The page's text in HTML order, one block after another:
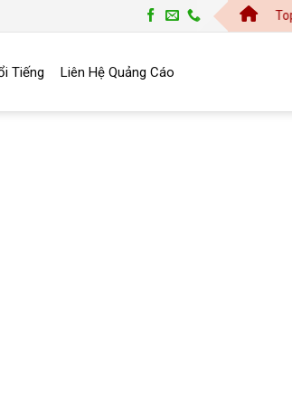
Trang Top | Cổng
Tiếng Liên Hệ Quảng Cáo